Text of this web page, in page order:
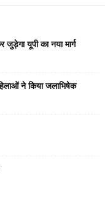
जुड़ेगा यूपी का नया मार्ग
ने किया जलाभिषेक